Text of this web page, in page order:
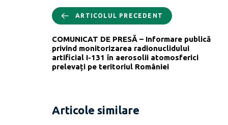
ARTICOLUL PRECEDENT
COMUNICAT DE PRESĂ – Informare publică
privind monitorizarea radionuclidului
artificial I-131 în aerosolii atomosferici
prelevați pe teritoriul României
Articole similare